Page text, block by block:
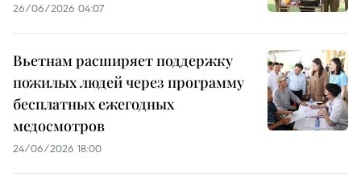
26/06/2026 04:07
Вьетнам расширяет поддержку
пожилых людей через программу
бесплатных ежегодных
медосмотров
24/06/2026 18:00